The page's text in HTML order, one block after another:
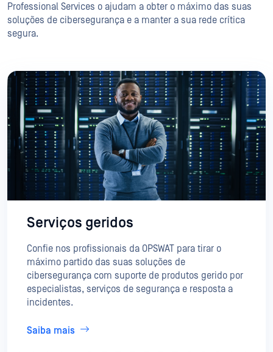
Professional Services o ajudam a obter o máximo das suas
soluções de cibersegurança e a manter a sua rede crítica
segura.
Serviços geridos
Confie nos profissionais da OPSWAT para tirar o
máximo partido das suas soluções de
cibersegurança com suporte de produtos gerido por
especialistas, serviços de segurança e resposta a
incidentes.
Saiba mais